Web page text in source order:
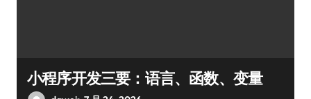
小程序开发三要：语言、函数、变量